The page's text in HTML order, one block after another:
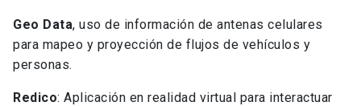
Geo Data, uso de información de antenas celulares
para mapeo y proyección de flujos de vehículos y
personas.
Redico: Aplicación en realidad virtual para interactuar